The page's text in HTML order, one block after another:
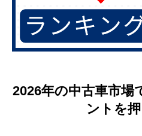
2026年の中古車市場
ントを